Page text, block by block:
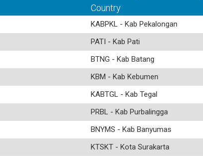
Country
KABPKL - Kab Pekalongan
PATI - Kab Pati
BTNG - Kab Batang
KBM - Kab Kebumen
KABTGL - Kab Tegal
PRBL - Kab Purbalingga
BNYMS - Kab Banyumas
KTSKT - Kota Surakarta